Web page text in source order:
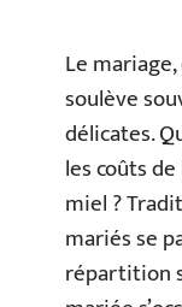
Le
soulève
délicates.
les coûts
miel ?
mariés se
répartition